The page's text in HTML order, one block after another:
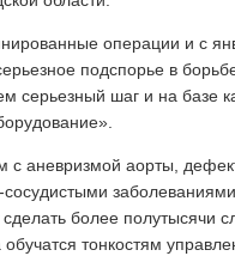
операции и с
подспорье в
серьезный шаг и на базе
с аневризмой аорты,
более полутысячи
тонкостям